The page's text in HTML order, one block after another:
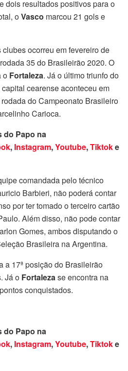
dois resultados positivos para o
oVasco marcou 21 gols e
ocorreu em fevereiro de
35 do Brasileirão 2020. O
o Fortaleza. Já o último triunfo do
cearense aconteceu em
do Campeonato Brasileiro
Carioca.
do Papo na
, Instagram,Youtube,Tiktoke
comandada pelo técnico
Barbieri, não poderá contar
por ter tomado o terceiro cartão
Além disso, não pode contar
Gomes, ambos disputando o
Brasileira na Argentina.
a 17ª posição do Brasileirão
Já o Fortalezase encontra na
conquistados.
do Papo na
, Instagram,Youtube,Tiktoke